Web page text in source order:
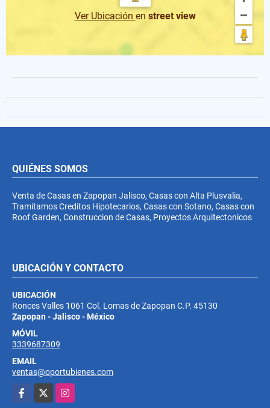
Ver Ubicación en street view
QUIÉNES SOMOS
Venta de Casas en Zapopan Jalisco, Casas con Alta Plusvalia,
Tramitamos Creditos Hipotecarios, Casas con Sotano, Casas con
Roof Garden, Construccion de Casas, Proyectos Arquitectonicos
UBICACIÓN Y CONTACTO
UBICACIÓN
Ronces Valles 1061 Col. Lomas de Zapopan C.P. 45130
Zapopan - Jalisco - México
MÓVIL
3339687309
EMAIL
ventas@oportubienes.com
Facebook
Instagram